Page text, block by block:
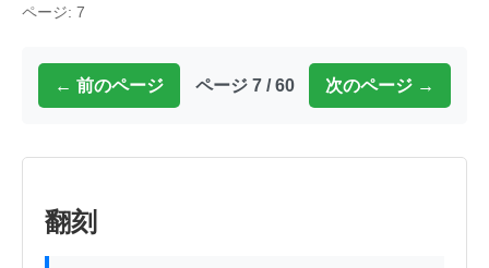
ページ: 7
← 前のページ ページ 7 / 60 次のページ →
翻刻